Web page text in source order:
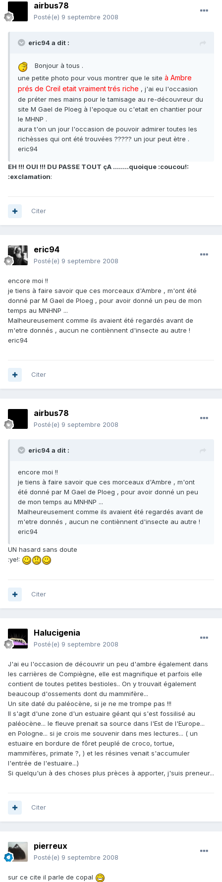
airbus78
Posté(e) 9 septembre 2008
eric94 a dit :
Bonjour à tous .
une petite photo pour vous montrer que le site à Ambre
prés de Creil etait vraiment trés riche , j'ai eu l'occasion
de préter mes mains pour le tamisage au re-découvreur du
site M Gael de Ploeg à l'epoque ou c'etait en chantier pour
le MHNP .
aura t'on un jour l'occasion de pouvoir admirer toutes les
richèsses qui ont été trouvées ????? un jour peut ètre .
eric94
EH !!! OUI !!! DU PASSE TOUT çA ........quoique :coucou!:
:exclamation:
Citer
eric94
Posté(e) 9 septembre 2008
encore moi !!
je tiens à faire savoir que ces morceaux d'Ambre , m'ont été
donné par M Gael de Ploeg , pour avoir donné un peu de mon
temps au MNHNP ...
Malheureusement comme ils avaient été regardés avant de
m'etre donnés , aucun ne contiènnent d'insecte au autre !
eric94
Citer
airbus78
Posté(e) 9 septembre 2008
eric94 a dit :
encore moi !!
je tiens à faire savoir que ces morceaux d'Ambre , m'ont
été donné par M Gael de Ploeg , pour avoir donné un peu
de mon temps au MNHNP ...
Malheureusement comme ils avaient été regardés avant de
m'etre donnés , aucun ne contiènnent d'insecte au autre !
eric94
UN hasard sans doute
:ye!:
Citer
Halucigenia
Posté(e) 9 septembre 2008
J'ai eu l'occasion de découvrir un peu d'ambre également dans
les carrières de Compiègne, elle est magnifique et parfois elle
contient de toutes petites bestioles.. On y trouvait également
beaucoup d'ossements dont du mammifère...
Un site daté du paléocène, si je ne me trompe pas !!!
Il s'agit d'une zone d'un estuaire géant qui s'est fossilisé au
paléocène... le fleuve prenait sa source dans l'Est de l'Europe...
en Pologne... si je crois me souvenir dans mes lectures... ( un
estuaire en bordure de fôret peuplé de croco, tortue,
mammifères, primate ?, ) et les résines venait s'accumuler
l'entrée de l'estuaire...)
Si quelqu'un à des choses plus prèces à apporter, j'suis preneur...
Citer
pierreux
Posté(e) 9 septembre 2008
sur ce cite il parle de copal